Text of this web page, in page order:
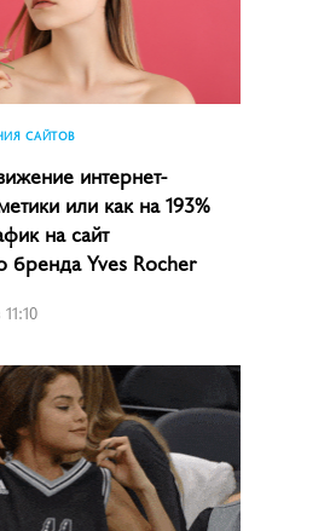
САЙТОВ
интернет-
или как на 193%
на сайт
бренда Yves Rocher